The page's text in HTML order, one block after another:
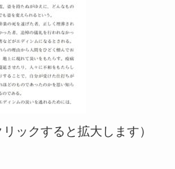
ックすると拡大します）